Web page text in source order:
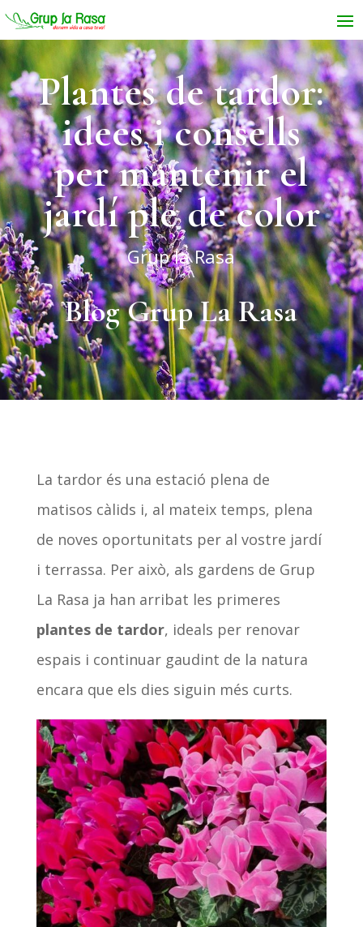
Plantes de tardor:
idees i consells
per mantenir el
jardí ple de color
Grup la Rasa
Blog Grup La Rasa
La tardor és una estació plena de
matisos càlids i, al mateix temps, plena
de noves oportunitats per al vostre jardí
i terrassa. Per això, als gardens de Grup
La Rasa ja han arribat les primeres
plantes de tardor, ideals per renovar
espais i continuar gaudint de la natura
encara que els dies siguin més curts.